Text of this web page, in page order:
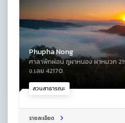
สวนสาธารณะ
Phupha Nong
ศาลาพักผ่อน ภูผาหนอง ผาหมวก
จ.เลย 42170
รายละเอียด